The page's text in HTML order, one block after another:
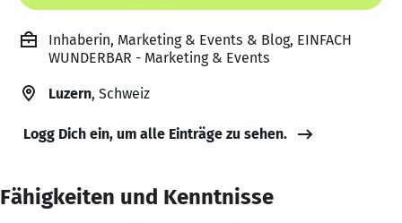
Inhaberin, Marketing & Events & Blog, EINFACH
WUNDERBAR - Marketing & Events
Luzern, Schweiz
Logg Dich ein, um alle Einträge zu sehen.
Fähigkeiten und Kenntnisse